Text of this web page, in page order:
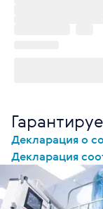
Декларация о
Декларация